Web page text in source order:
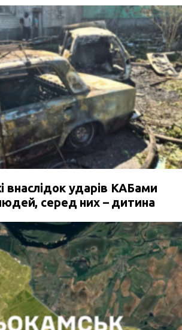
внаслідок ударів КАБами
серед них – дитина